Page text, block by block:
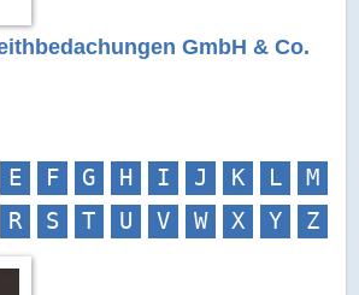
GmbH & Co.
E F G H I J K L
M
R S T U V W X Y Z